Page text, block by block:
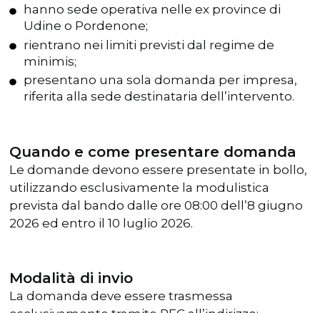
hanno sede operativa nelle ex province di
Udine o Pordenone;
rientrano nei limiti previsti dal regime de
minimis;
presentano una sola domanda per impresa,
riferita alla sede destinataria dell’intervento.
Quando e come presentare domanda
Le domande devono essere presentate in bollo,
utilizzando esclusivamente la modulistica
prevista dal bando dalle ore 08:00 dell’8 giugno
2026 ed entro il 10 luglio 2026.
Modalità di invio
La domanda deve essere trasmessa